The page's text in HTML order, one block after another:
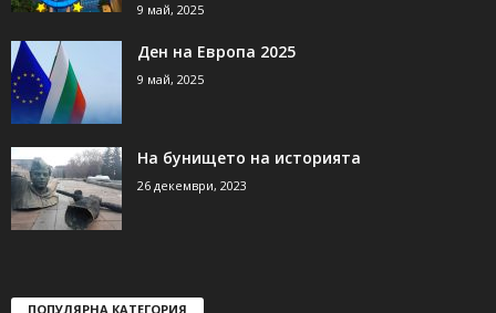
9 май, 2025
Ден на Европа 2025
9 май, 2025
На бунището на историята
26 декември, 2023
ПОПУЛЯРНА КАТЕГОРИЯ